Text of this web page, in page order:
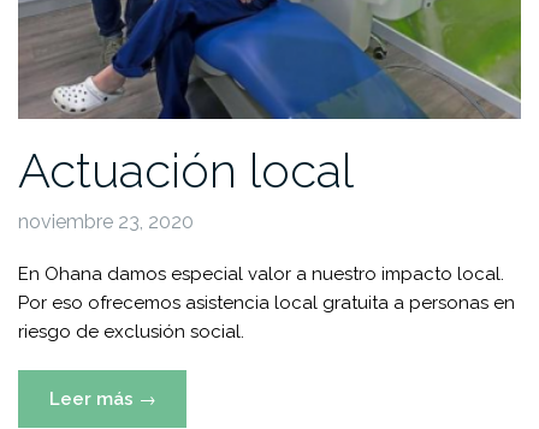
Actuación local
noviembre 23, 2020
En Ohana damos especial valor a nuestro impacto local.
Por eso ofrecemos asistencia local gratuita a personas en
riesgo de exclusión social.
Leer más «Actuación
→